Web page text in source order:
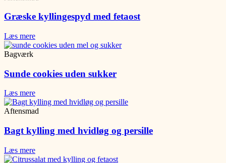
Græske kyllingespyd med fetaost
Læs mere
Bagværk
Sunde cookies uden sukker
Læs mere
Aftensmad
Bagt kylling med hvidløg og persille
Læs mere